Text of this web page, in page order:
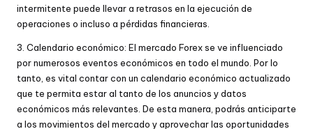
intermitente puede llevar a retrasos en la ejecución de
operaciones o incluso a pérdidas financieras.
3. Calendario económico: El mercado Forex se ve influenciado
por numerosos eventos económicos en todo el mundo. Por lo
tanto, es vital contar con un calendario económico actualizado
que te permita estar al tanto de los anuncios y datos
económicos más relevantes. De esta manera, podrás anticiparte
a los movimientos del mercado y aprovechar las oportunidades